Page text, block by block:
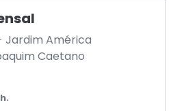
Jardim América
Caetano